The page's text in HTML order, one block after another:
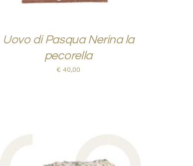
Uovo di Pasqua Nerina la
pecorella
€40,00